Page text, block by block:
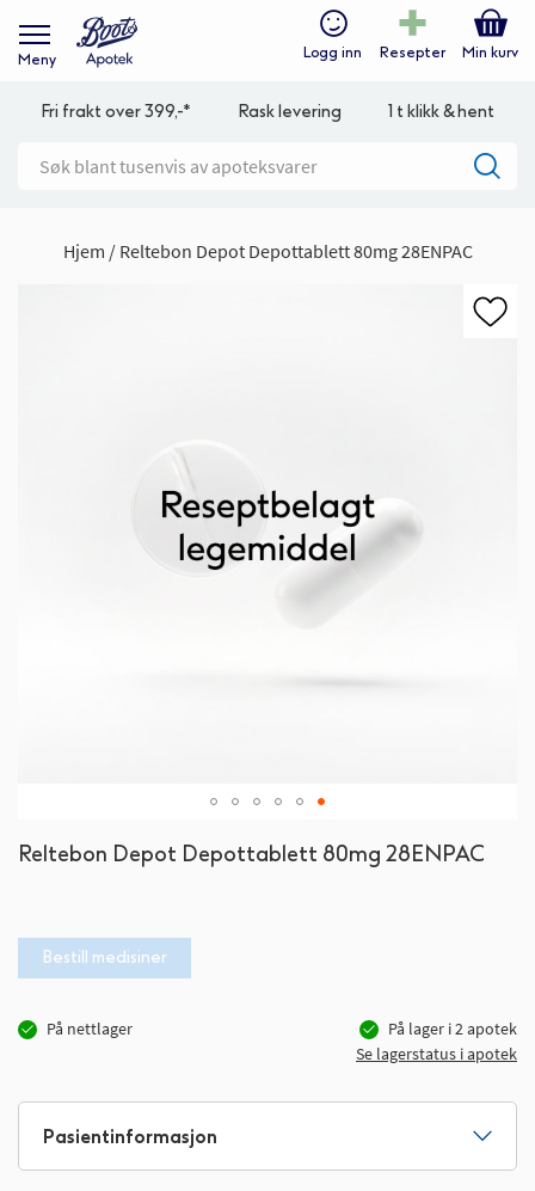
Meny Logg inn Resepter Min kurv
Fri frakt over 399,-* Rask levering 1 t klikk & hent
Hjem Reltebon Depot Depottablett 80mg 28ENPAC
Reltebon Depot Depottablett 80mg 28ENPAC
Bestill medisiner
På nettlager På lager i2apotek
Se lagerstatus i apotek
til
bildegalleri
Pasientinformasjon